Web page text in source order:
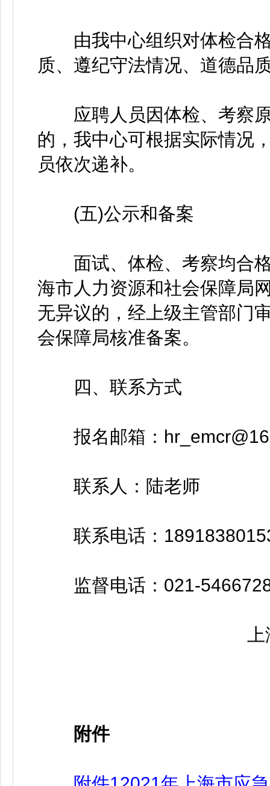
由我中心组织对体检合格
质、遵纪守法情况、道德品
应聘人员因体检、考察原
的，我中心可根据实际情况
员依次递补。
(五)公示和备案
面试、体检、考察均合格
海市人力资源和社会保障局
无异议的，经上级主管部门
会保障局核准备案。
四、联系方式
报名邮箱：
联系人：陆老师
联系电话：
监督电话：021-
上海
附件